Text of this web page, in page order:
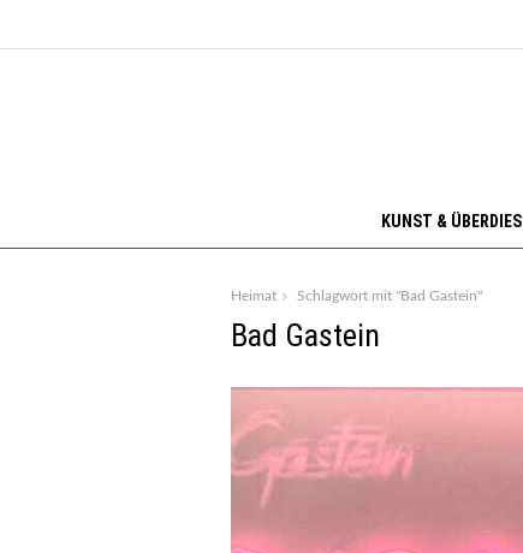
KUNST & ÜBERDIES
Heimat Schlagwort mit "Bad Gastein"
Bad Gastein